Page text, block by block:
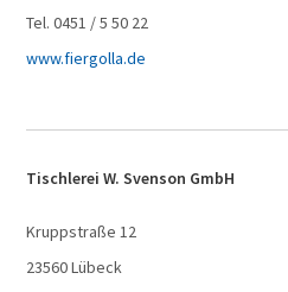
Tel. 0451 / 5 50 22
www.fiergolla.de
Tischlerei W. Svenson GmbH
Kruppstraße 12
23560 Lübeck